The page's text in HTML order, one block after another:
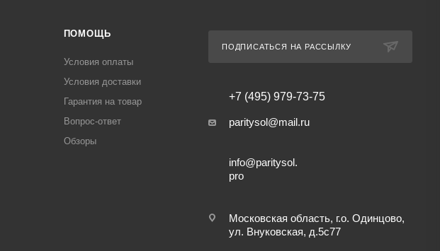
ПОМОЩЬ
Условия оплаты
Условия доставки
Гарантия на товар
Вопрос-ответ
Обзоры
ПОДПИСАТЬСЯ НА РАССЫЛКУ
+7 (495) 979-73-75
paritysol@mail.ru
info@paritysol.
pro
Московская область, г.о. Одинцово,
ул. Внуковская, д.5с77